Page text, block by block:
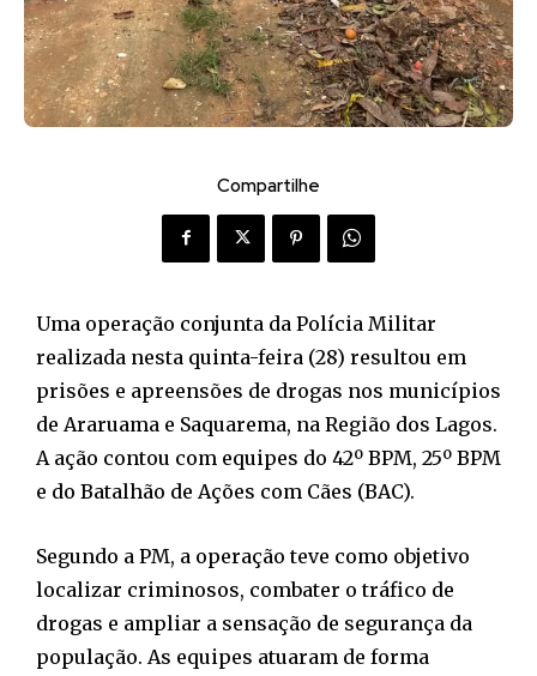
Compartilhe
Uma operação conjunta da Polícia Militar
realizada nesta quinta-feira (28) resultou em
prisões e apreensões de drogas nos municípios
de Araruama e Saquarema, na Região dos Lagos.
A ação contou com equipes do 42º BPM, 25º BPM
e do Batalhão de Ações com Cães (BAC).
Segundo a PM, a operação teve como objetivo
localizar criminosos, combater o tráfico de
drogas e ampliar a sensação de segurança da
população. As equipes atuaram de forma